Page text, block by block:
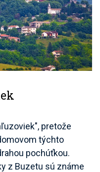
pretože
týchto
pochúťkou.
z Buzetu sú známe